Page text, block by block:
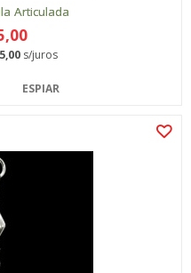
Articulada
s/juros
ESPIAR